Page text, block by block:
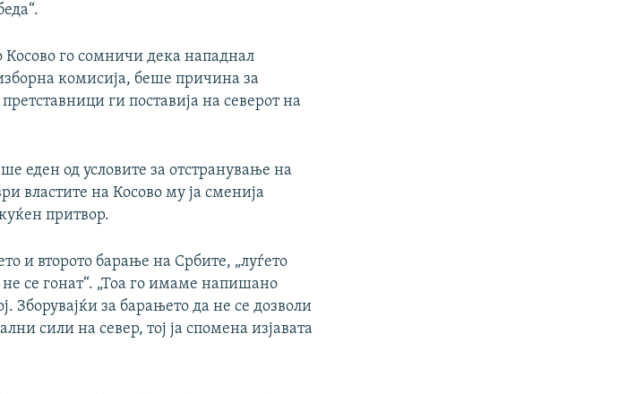
го сомничи дека нападнал
комисија, беше причина за
ги поставија на северот на
еден од условите за отстранување на
властите на Косово му ја сменија
притвор.
и второто барање на Србите, „луѓето
се гонат“. „Тоа го имаме напишано
Зборувајќи за барањето да не се дозволи
сили на север, тој ја спомена изјавата